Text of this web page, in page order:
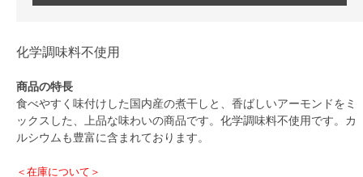
化学調味料不使用
商品の特長
食べやすく味付けした国内産の煮干しと、香ばしいアーモンドをミ
ックスした、上品な味わいの商品です。化学調味料不使用です。カ
ルシウムも豊富に含まれております。
＜在庫について＞